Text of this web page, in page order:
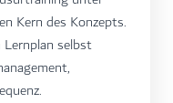
Kern des Konzepts.
selbst